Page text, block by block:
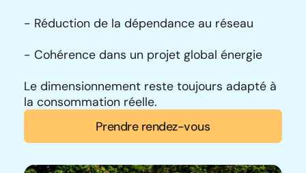
- Réduction de la dépendance au réseau
- Cohérence dans un projet global énergie
Le dimensionnement reste toujours adapté à
la consommation réelle.
Prendre rendez-vous